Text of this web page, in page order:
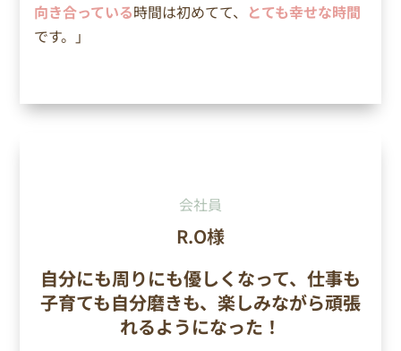
向き合っている時間は初めてて、 とても幸せな時間
です。」
会社員
R.O様
自分にも周りにも優しくなって、仕事も
子育ても自分磨きも、楽しみながら頑張
れるようになった！